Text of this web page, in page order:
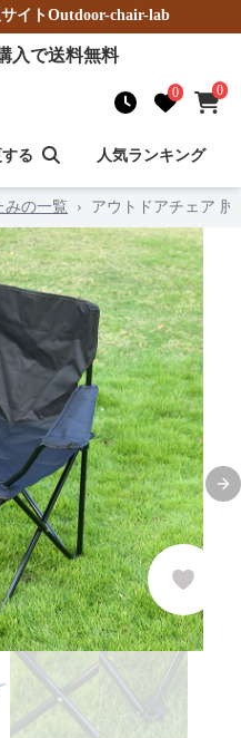
イトOutdoor-chair-lab
入で送料無料
0 0
る 人気ランキング
みの一覧 › アウトドアチェア